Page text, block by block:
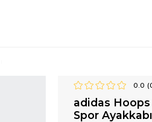
0.0 (
adidas
Spor Ayakkabı